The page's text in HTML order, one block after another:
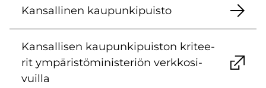
Kan­sal­li­nen kau­pun­ki­puis­to
Kan­sal­li­sen kau­pun­ki­puis­ton kri­tee­
rit ym­pä­ris­tö­mi­nis­te­riön verk­ko­si­
vuil­la